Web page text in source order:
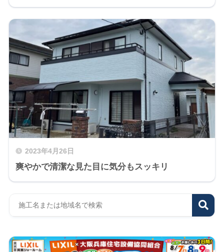
2023年4月26日
爽やかで清潔な見た目に気分もスッキリ